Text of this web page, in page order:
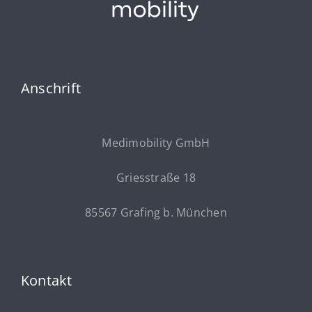
Anschrift
Medimobility GmbH
Griesstraße 18
85567 Grafing b. München
Kontakt